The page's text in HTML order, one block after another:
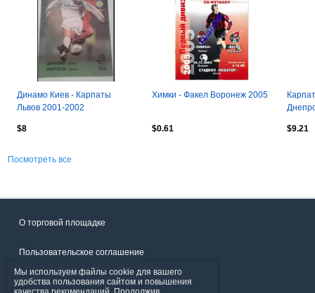
Динамо Киев - Карпаты
Львов 2001-2002
$8
Химки - Факел Воронеж 2005
$0.61 $9.21
Посмотреть все
О торговой площадке
Пользовательское соглашение
Политика конфиденциальности
Мы используем файлы cookie для вашего
удобства пользования сайтом и повышения